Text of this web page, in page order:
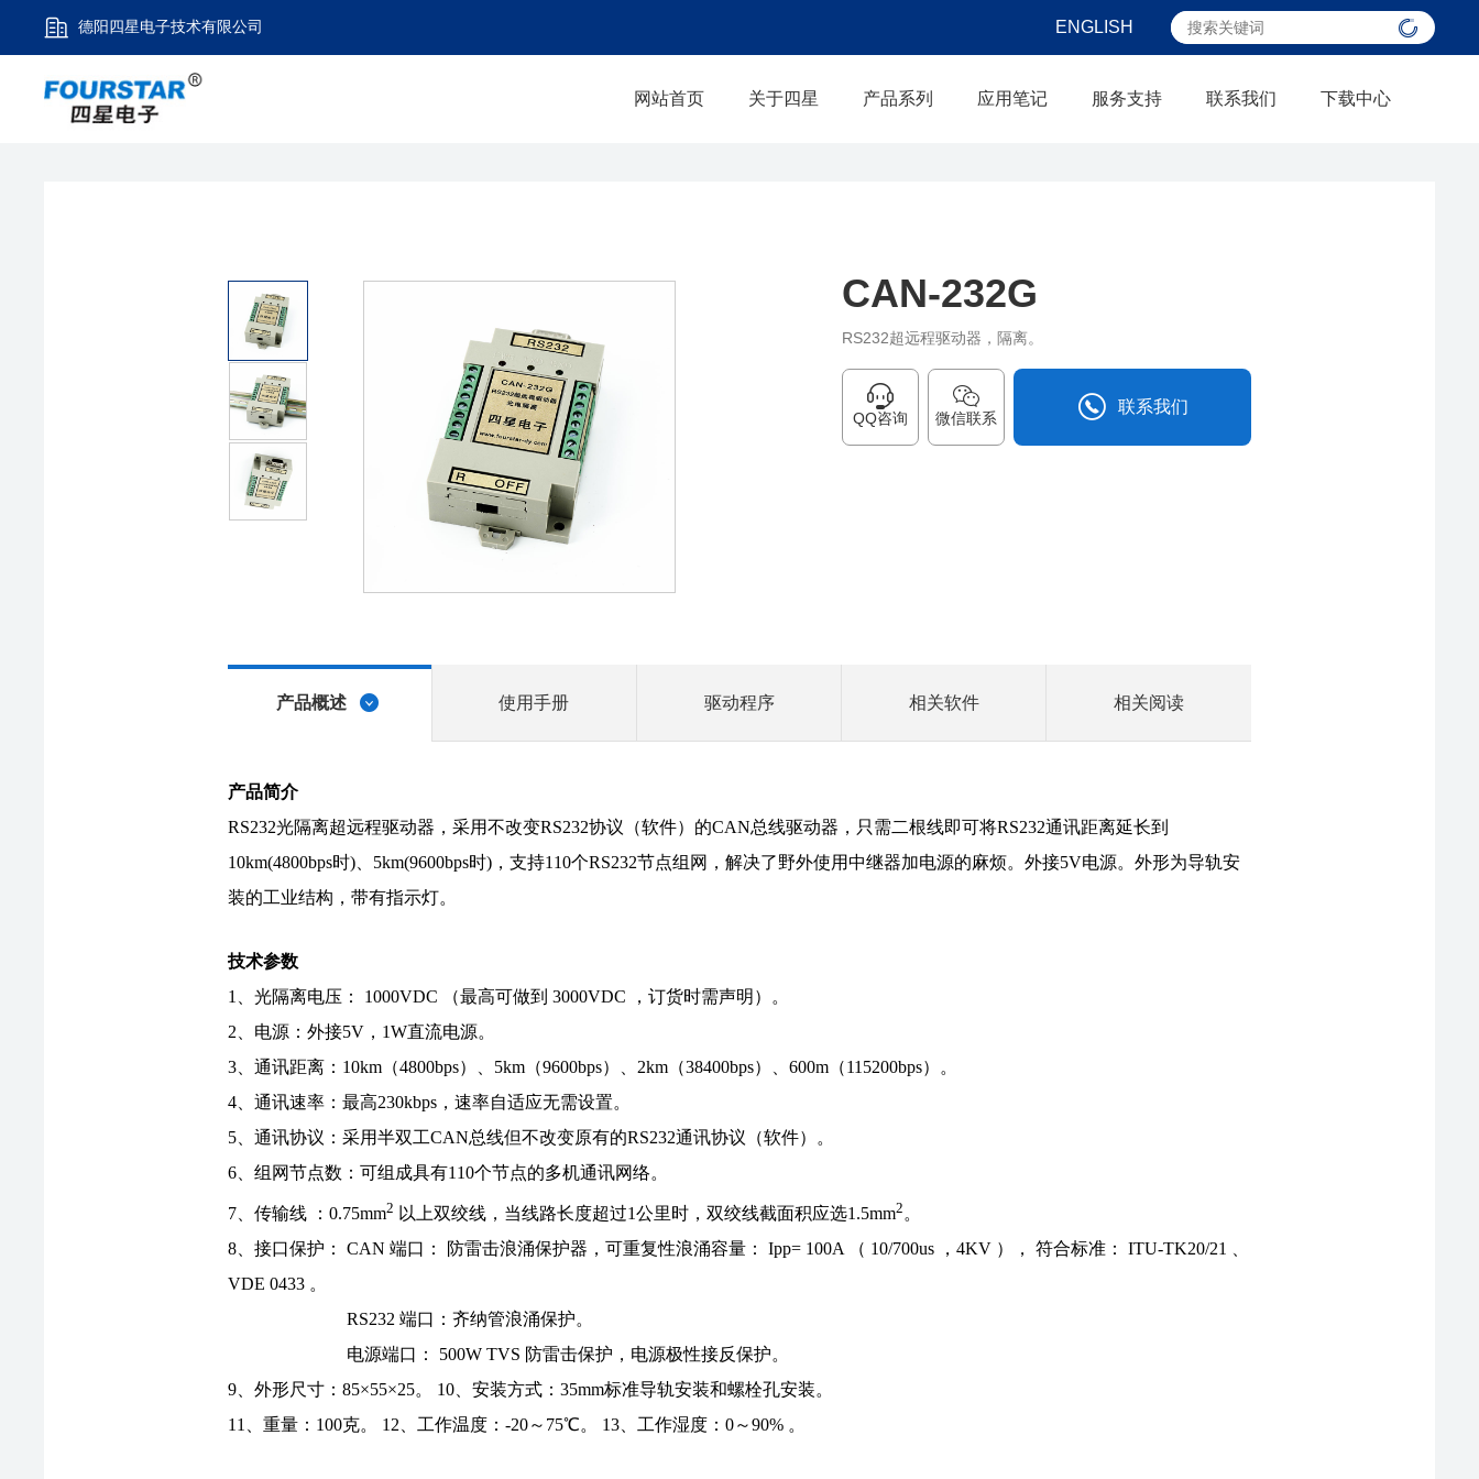
德阳四星电子技术有限公司 ENGLISH
网站首页 关于四星 产品系列 应用笔记 服务支持 联系我们 下载中心
CAN-232G
RS232超远程驱动器，隔离。
QQ咨询 微信联系
联系我们
产品概述 使用手册 驱动程序 相关软件 相关阅读
产品简介
RS232光隔离超远程驱动器，采用不改变RS232协议（软件）的CAN总线驱动器，只需二根线即可将RS232通讯距离延长到
10km(4800bps时)、5km(9600bps时)，支持110个RS232节点组网，解决了野外使用中继器加电源的麻烦。外接5V电源。外形为导轨安
装的工业结构，带有指示灯。
技术参数
1、光隔离电压： 1000VDC （最高可做到 3000VDC ，订货时需声明）。
2、电源：外接5V，1W直流电源。
3、通讯距离：10km（4800bps）、5km（9600bps）、2km（38400bps）、600m（115200bps）。
4、通讯速率：最高230kbps，速率自适应无需设置。
5、通讯协议：采用半双工CAN总线但不改变原有的RS232通讯协议（软件）。
6、组网节点数：可组成具有110个节点的多机通讯网络。
7、传输线 ：0.75mm2 以上双绞线，当线路长度超过1公里时，双绞线截面积应选1.5mm2 。
8、接口保护： CAN 端口： 防雷击浪涌保护器，可重复性浪涌容量： Ipp= 100A （ 10/700us ，4KV ）， 符合标准： ITU-TK20/21 、
VDE 0433 。
RS232 端口：齐纳管浪涌保护。
电源端口： 500W TVS 防雷击保护，电源极性接反保护。
9、外形尺寸：85×55×25。 10、安装方式：35mm标准导轨安装和螺栓孔安装。
11、重量：100克。 12、工作温度：-20～75℃。 13、工作湿度：0～90% 。